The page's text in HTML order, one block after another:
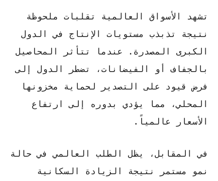
تشهد الأسواق العالمية تقلبات ملحوظة
نتيجة تذبذب مستويات الإنتاج في الدول
الكبرى المصدرة. عندما تتأثر المحاصيل
بالجفاف أو الفيضانات، تضطر الدول إلى
فرض قيود على التصدير لحماية مخزونها
المحلي، مما يؤدي بدوره إلى
ارتفاع
الأسعار عالمياً .
في المقابل، يظل الطلب العالمي في حالة
نمو مستمر نتيجة الزيادة السكانية